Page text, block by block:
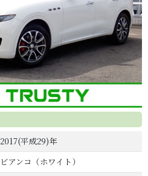
2017(平成29)年
ビアンコ（ホワイト）